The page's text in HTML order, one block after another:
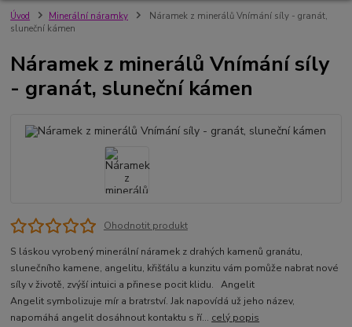
Úvod Minerální náramky
Náramek z minerálů Vnímání síly - granát,
sluneční kámen
Náramek z minerálů Vnímání síly
- granát, sluneční kámen
Ohodnotit produkt
S láskou vyrobený minerální náramek z drahých kamenů granátu,
slunečního kamene, angelitu, křišťálu a kunzitu vám pomůže nabrat nové
síly v životě, zvýší intuici a přinese pocit klidu. Angelit
Angelit symbolizuje mír a bratrství. Jak napovídá už jeho název,
napomáhá angelit dosáhnout kontaktu s ří... celý popis